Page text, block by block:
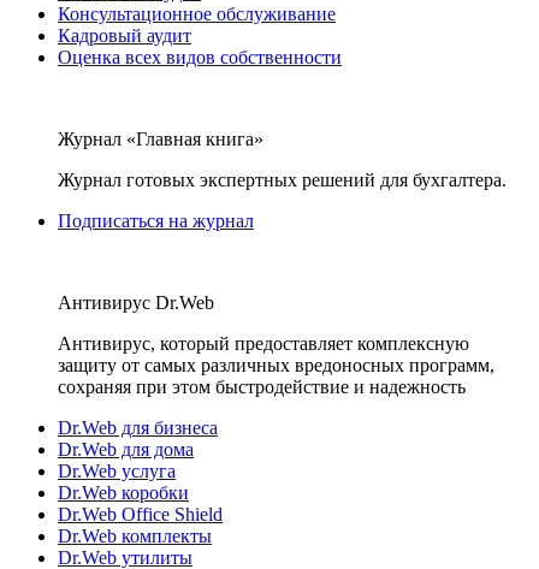
Консультационное обслуживание
Кадровый аудит
Оценка всех видов собственности
Журнал «Главная книга»
Журнал готовых экспертных решений для бухгалтера.
Подписаться на журнал
Антивирус Dr.Web
Антивирус, который предоставляет комплексную
защиту от самых различных вредоносных программ,
сохраняя при этом быстродействие и надежность
Dr.Web для бизнеса
Dr.Web для дома
Dr.Web услуга
Dr.Web коробки
Dr.Web Office Shield
Dr.Web комплекты
Dr.Web утилиты